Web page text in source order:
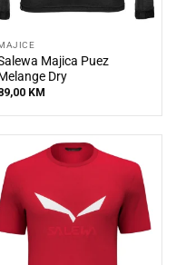
Majica Puez
Dry
KM